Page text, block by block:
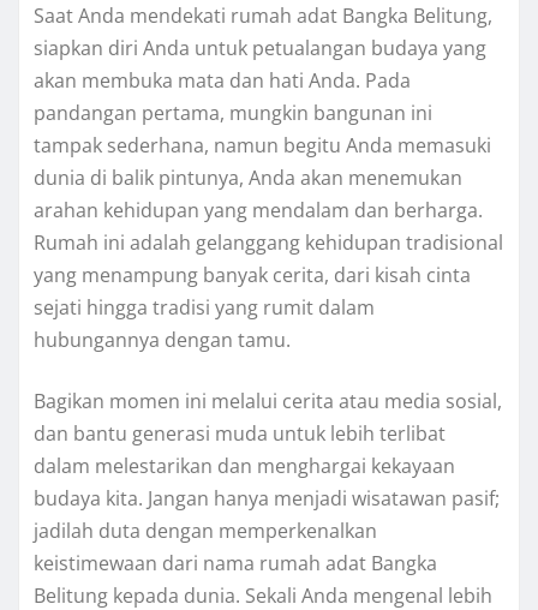
Saat Anda mendekati rumah adat Bangka Belitung,
siapkan diri Anda untuk petualangan budaya yang
akan membuka mata dan hati Anda. Pada
pandangan pertama, mungkin bangunan ini
tampak sederhana, namun begitu Anda memasuki
dunia di balik pintunya, Anda akan menemukan
arahan kehidupan yang mendalam dan berharga.
Rumah ini adalah gelanggang kehidupan tradisional
yang menampung banyak cerita, dari kisah cinta
sejati hingga tradisi yang rumit dalam
hubungannya dengan tamu.
Bagikan momen ini melalui cerita atau media sosial,
dan bantu generasi muda untuk lebih terlibat
dalam melestarikan dan menghargai kekayaan
budaya kita. Jangan hanya menjadi wisatawan pasif;
jadilah duta dengan memperkenalkan
keistimewaan dari nama rumah adat Bangka
Belitung kepada dunia. Sekali Anda mengenal lebih